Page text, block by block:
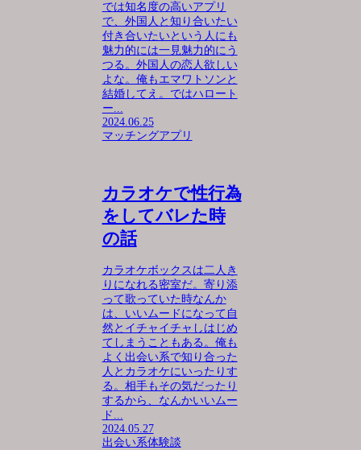
では知名度の高いアプリ
で、外国人と知り合いたい
付き合いたいという人にも
魅力的には一見魅力的にう
つる。外国人の恋人欲しい
よな。俺もエマワトソンと
結婚してえ。ではハロート
ー...
2024.06.25
マッチングアプリ
カラオケで性行為
をしてバレた時
の話
カラオケボックスは二人き
りになれる密室だ。寄り添
って歌っていた時なんか
は、いいムードになって自
然とイチャイチャしはじめ
てしまうこともある。俺も
よく出会い系で知り合った
人とカラオケにいったりす
る。相手もその気だったり
するから、なんかいいムー
ド...
2024.05.27
出会い系体験談